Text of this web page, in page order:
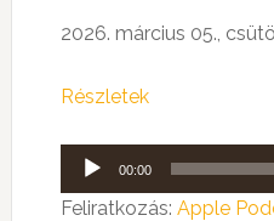
2026. március 05.,
Részletek
Audió
lejátszó
00:00
Feliratkozás: Apple